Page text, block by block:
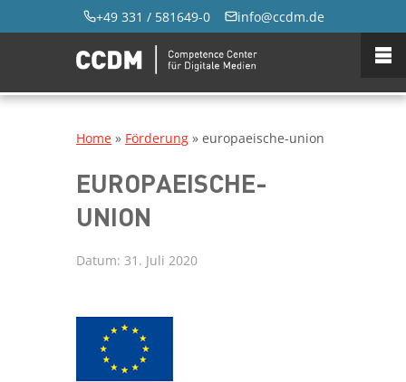
+49 331 / 581649-0 info@ccdm.de
Home » Förderung » europaeische-union
EUROPAEISCHE-
UNION
Datum: 31. Juli 2020